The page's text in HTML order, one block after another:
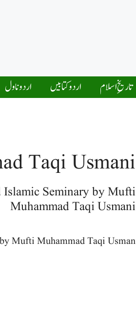
تاریخِ اسلام اردو کتابیں اردو ناول
Taqi Usmani
Islamic Seminary by Mufti
Muhammad Taqi Usmani
Mufti Muhammad Taqi Usman